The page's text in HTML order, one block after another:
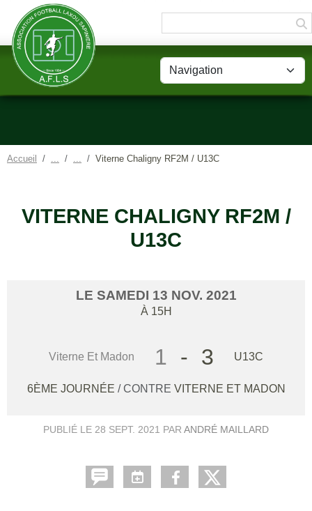
Accueil Viterne Chaligny RF2M / U13C
VITERNE CHALIGNY RF2M /
U13C
LE SAMEDI 13 NOV. 2021
À 15H
Viterne Et Madon 1 - 3 U13C
6ÈME JOURNÉE / CONTRE VITERNE ET MADON
PUBLIÉ LE 28 SEPT. 2021 PAR ANDRÉ MAILLARD
Panneau de gestion des cookies